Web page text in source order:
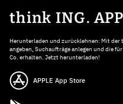
think ING. APP
Herunterladen und zurücklehnen: Mit der
angeben, Suchaufträge anlegen und die
Co. erhalten. Jetzt herunterladen!
APPLE App Store